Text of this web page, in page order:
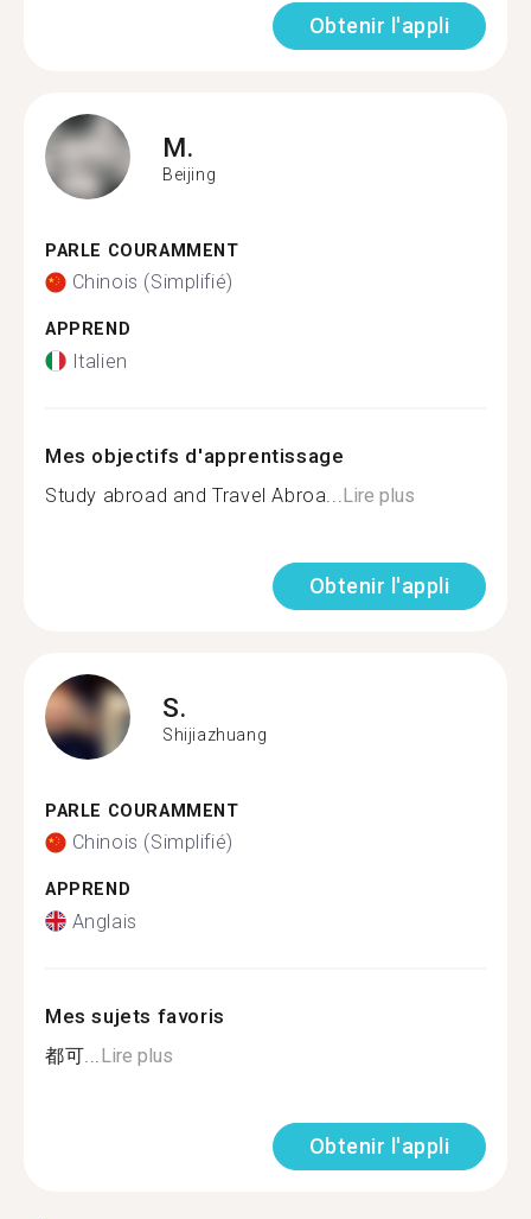
Obtenir l'appli
M.
Beijing
PARLE COURAMMENT
Chinois (Simplifié)
APPREND
Italien
Mes objectifs d'apprentissage
Study abroad and Travel Abroa... Lire plus
Obtenir l'appli
S.
Shijiazhuang
PARLE COURAMMENT
Chinois (Simplifié)
APPREND
Anglais
Mes sujets favoris
都可... Lire plus
Obtenir l'appli